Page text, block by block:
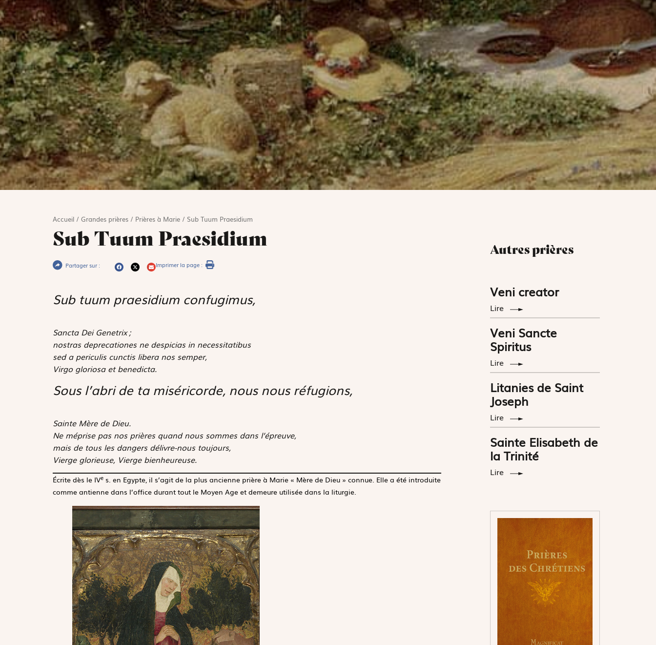
Accueil/ Grandes prières/ Prières à Marie/ Sub Tuum Praesidium
Sub Tuum Praesidium
Partager sur : Imprimer la page :
Sub tuum praesidium confugimus,
Sancta Dei Genetrix ;
nostras deprecationes ne despicias in necessitatibus
sed a periculis cunctis libera nos semper,
Virgo gloriosa et benedicta.
Sous l’abri de ta miséricorde, nous nous réfugions,
Sainte Mère de Dieu.
Ne méprise pas nos prières quand nous sommes dans l’épreuve,
mais de tous les dangers délivre-nous toujours,
Vierge glorieuse, Vierge bienheureuse.
Écrite dès le IVes. en Egypte, il s’agit de la plus ancienne prière à Marie « Mère de Dieu » connue. Elle a été introduite
comme antienne dans l’office durant tout le Moyen Age et demeure utilisée dans la liturgie.
Autres prières
Veni creator
Lire
Veni Sancte
Spiritus
Lire
Litanies de Saint
Joseph
Lire
Sainte Elisabeth de
la Trinité
Lire